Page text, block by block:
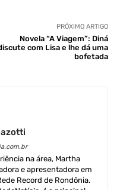
PRÓXIMO ARTIGO
Novela “A Viagem”: Diná
com Lisa e lhe dá uma
bofetada
na área, Martha
e apresentadora em
Record de Rondônia.